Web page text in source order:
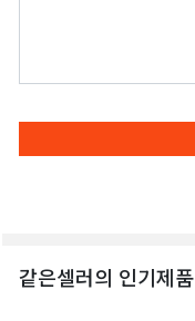
같은셀러의 인기제품